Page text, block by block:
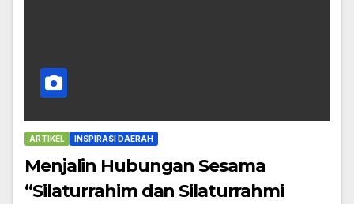
ARTIKEL INSPIRASI DAERAH
Menjalin Hubungan Sesama
“Silaturrahim dan Silaturrahmi